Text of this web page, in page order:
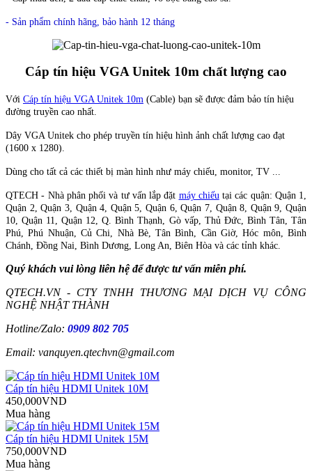
- Sản phẩm chính hãng, bảo hành 12 tháng
Cáp tín hiệu VGA Unitek 10m chất lượng cao
Với Cáp tín hiệu VGA Unitek 10m (Cable) bạn sẽ được đảm bảo tín hiệu
đường truyền cao nhất.
Dây VGA Unitek cho phép truyền tín hiệu hình ảnh chất lượng cao đạt
(1600 x 1280).
Dùng cho tất cả các thiết bị màn hình như máy chiếu, monitor, TV ...
QTECH - Nhà phân phối và tư vấn lắp đặt máy chiếutại các quận: Quận 1,
Quận 2, Quận 3, Quận 4, Quận 5, Quận 6, Quận 7, Quận 8, Quận 9, Quận
10, Quận 11, Quận 12, Q. Bình Thạnh, Gò vấp, Thủ Đức, Bình Tân, Tân
Phú, Phú Nhuận, Củ Chi, Nhà Bè, Tân Bình, Cần Giờ, Hóc môn, Bình
Chánh, Đồng Nai, Bình Dương, Long An, Biên Hòa và các tỉnh khác.
Quý khách vui lòng liên hệ để được tư vấn miễn phí.
QTECH.VN - CTY TNHH THƯƠNG MẠI DỊCH VỤ CÔNG
NGHỆ NHẬT THÀNH
Hotline/Zalo: 0909 802 705
Email: vanquyen.qtechvn@gmail.com
Cáp tín hiệu HDMI Unitek 10M
450,000VND
Mua hàng
Cáp tín hiệu HDMI Unitek 15M
750,000VND
Mua hàng